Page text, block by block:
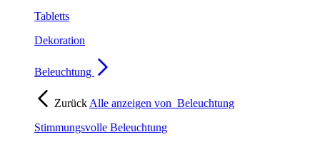
Tabletts
Dekoration
Beleuchtung
Zurück Alle anzeigen von Beleuchtung
Stimmungsvolle Beleuchtung